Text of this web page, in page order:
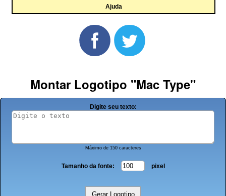
Ajuda
Montar Logotipo "Mac Type"
Digite seu texto:
Máximo de 150 caracteres
Tamanho da fonte: pixel